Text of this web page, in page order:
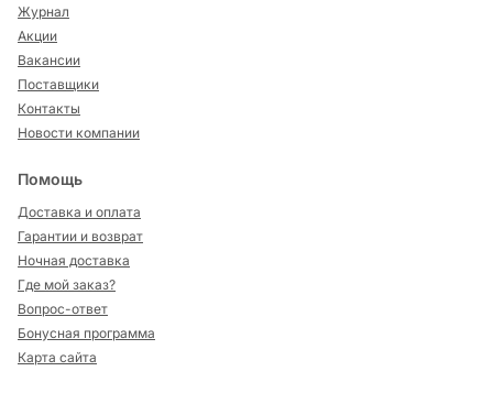
Журнал
Акции
Вакансии
Поставщики
Контакты
Новости компании
Помощь
Доставка и оплата
Гарантии и возврат
Ночная доставка
Где мой заказ?
Вопрос-ответ
Бонусная программа
Карта сайта